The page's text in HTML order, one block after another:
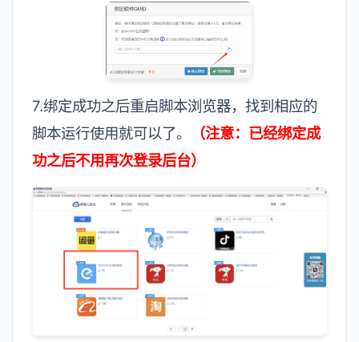
7.绑定成功之后重启脚本浏览器，找到相应的
脚本运行使用就可以了。
（注意：已经绑定成
功之后不用再次登录后台）